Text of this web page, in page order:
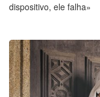
dispositivo, ele falha»